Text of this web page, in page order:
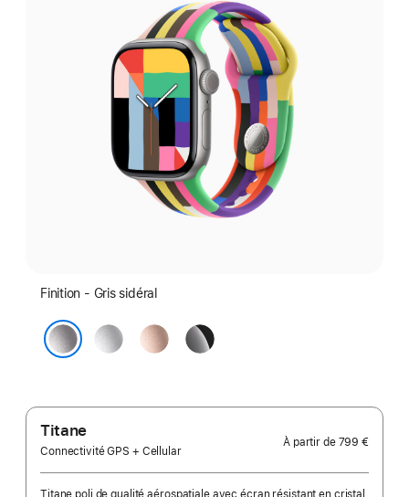
Finition - Gris sidéral
ArgentOr
rose
Noir
de
Titane
Connectivité GPS + Cellular
À partir de 799 €
Titane poli de qualité aérospatiale avec écran résistant en cristal